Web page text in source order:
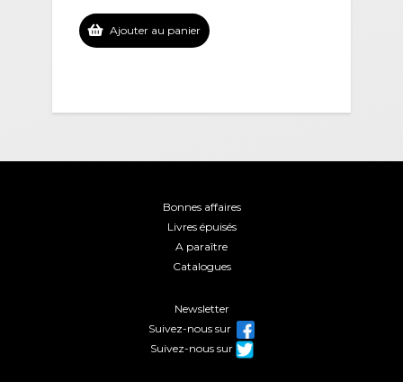
Ajouter au panier
Bonnes affaires
Livres épuisés
A paraître
Catalogues
Newsletter
Suivez-nous sur
Suivez-nous sur